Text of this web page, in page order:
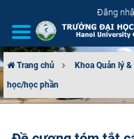
Đăng
GIỚI THIỆU
Trang chủ Khoa Quản lý
học/học phần